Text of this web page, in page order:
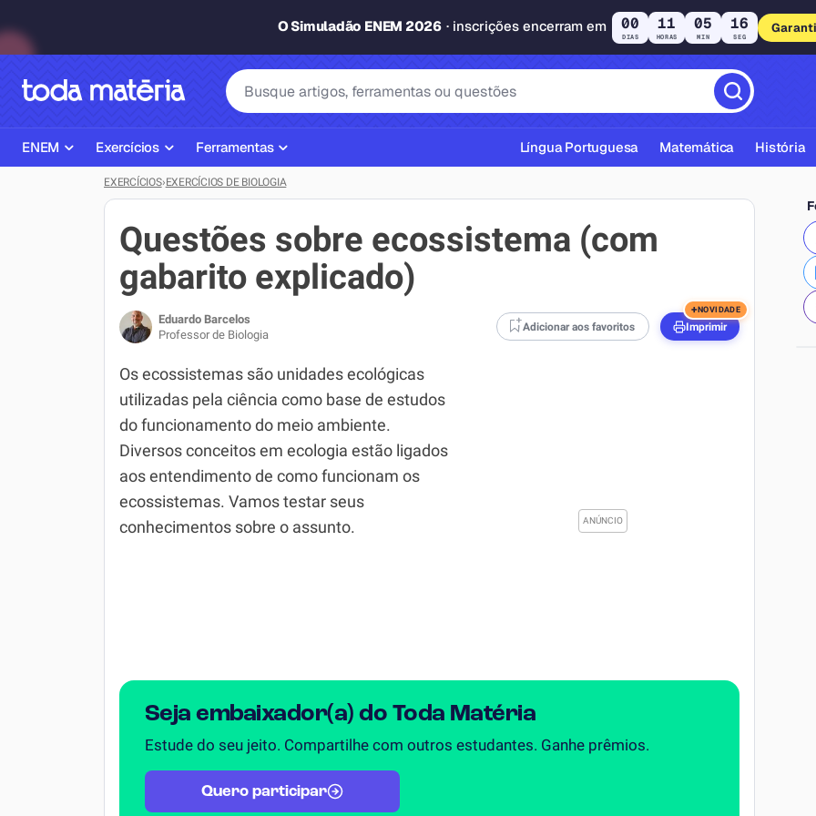
O Simuladão ENEM 2026 · inscrições encerram em 00
DIAS
11
HORAS
05
MIN
15
SEG
ENEM
Página Inicial ENEM
Plano de Estudos
Matérias do ENEM
Corretor de Redação
Exercícios ENEM
Simulados ENEM
Simulador SiSU
Exercícios
ENEM
Matemática
Português
História
Biologia
Inglês
Geografia
Física
Química
Ferramentas
Ajudante de Dever de Casa
Corretor de Redação
Exercícios
Gerador Referências Bibliográficas ABNT
Língua Portuguesa Matemática História
EXERCÍCIOS›EXERCÍCIOS DE BIOLOGIA
Questões sobre ecossistema (com
gabarito explicado)
Eduardo Barcelos
Professor de Biologia
Adicionar aos favoritos Imprimir
+NOVIDADE
Os ecossistemas são unidades ecológicas
utilizadas pela ciência como base de estudos
do funcionamento do meio ambiente.
Diversos conceitos em ecologia estão ligados
aos entendimento de como funcionam os
ecossistemas. Vamos testar seus
conhecimentos sobre o assunto.
Seja embaixador(a) do Toda Matéria
Estude do seu jeito. Compartilhe com outros estudantes. Ganhe prêmios.
Quero participar